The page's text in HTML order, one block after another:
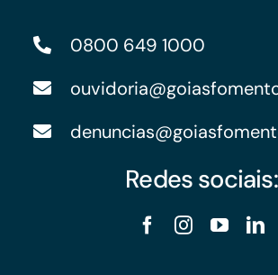
0800 649 1000
Redes sociais: